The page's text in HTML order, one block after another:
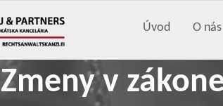
Úvod O nás
Zmeny v